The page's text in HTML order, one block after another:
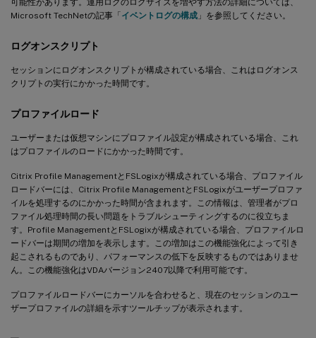
Microsoft TechNetの記事「イベントログの構成 」を参照してください。
ログオンスクリプト
セッションにログオンスクリプトが構成されている場合、これはログオンス
クリプトの実行にかかった時間です。
プロファイルロード
ユーザーまたは仮想マシンにプロファイル設定が構成されている場合、これ
はプロファイルのロードにかかった時間です。
Citrix Profile ManagementとFSLogixが構成されている場合、プロファイル
ロードバーには、Citrix Profile ManagementとFSLogixがユーザープロファ
イルを処理するのにかかった時間が含まれます。この情報は、管理者がプロ
ファイル処理時間の長い問題をトラブルシューティングするのに役立ちま
す。Profile ManagementとFSLogixが構成されている場合、プロファイルロ
ードバーは期間の増加を表示します。この増加はこの機能強化によって引き
起こされるものであり、パフォーマンスの低下を反映するものではありませ
ん。この機能強化はVDAバージョン2407以降で利用可能です。
プロファイルロードバーにカーソルを合わせると、現在のセッションのユー
ザープロファイルの詳細を示すツールチップが表示されます。